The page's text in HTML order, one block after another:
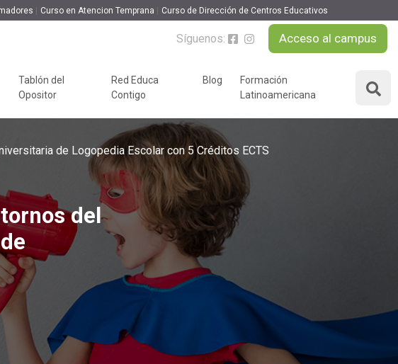
Curso en Atencion Temprana Curso de Dirección de Centros Educativos
Síguenos: Acceso al campus
Formativos
Universitarios
Titulación
Profesionales
con Doble
con Titulación
Educación
ÁREAS DE FORMACIÓN
Desarrollo Personal y
Liderazgo
Educación y Docencia
Formación Empresarial
Idiomas
Nuevas Tecnologías y
Tics
Ocio y Tiempo Libre
Orientación Laboral
Responsabilidad Social e
Tablón del
Opositor
Red Educa
Contigo
Webinars y podcast
Revista Innovación
Concurso Educando
Contexto Educativo
Blog
Formación
Latinoamericana
+
de Logopedia Escolar con 5 Créditos ECTS
del